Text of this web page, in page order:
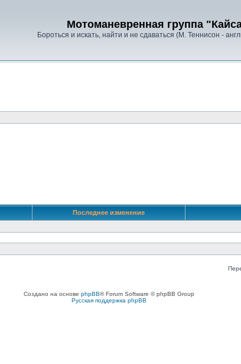
Мотоманевренная группа
Бороться и искать, найти и не сдаваться (М. Теннисон -
Последнее изменение
Создано на основе phpBB® Forum Software © phpBB Group
Русская поддержка phpBB